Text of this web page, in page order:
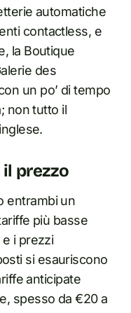
automatiche
contactless, e
la Boutique
des
un po’ di tempo
non tutto il
prezzo
entrambi un
più basse
i prezzi
si esauriscono
anticipate
spesso da €20 a